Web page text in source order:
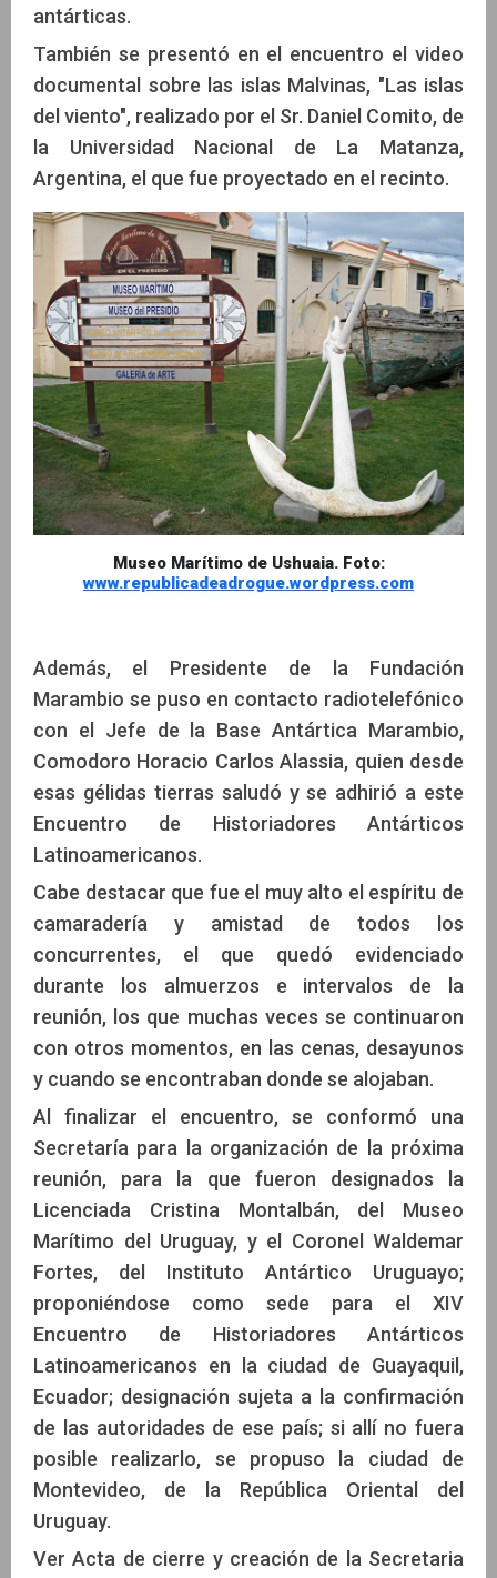
antárticas.
También se presentó en el encuentro el video
documental sobre las islas Malvinas, "Las islas
del viento", realizado por el Sr. Daniel Comito, de
la Universidad Nacional de La Matanza,
Argentina, el que fue proyectado en el recinto.
Museo Marítimo de Ushuaia. Foto:
www.republicadeadrogue.wordpress.com
Además, el Presidente de la Fundación
Marambio se puso en contacto radiotelefónico
con el Jefe de la Base Antártica Marambio,
Comodoro Horacio Carlos Alassia, quien desde
esas gélidas tierras saludó y se adhirió a este
Encuentro de Historiadores Antárticos
Latinoamericanos.
Cabe destacar que fue el muy alto el espíritu de
camaradería y amistad de todos los
concurrentes, el que quedó evidenciado
durante los almuerzos e intervalos de la
reunión, los que muchas veces se continuaron
con otros momentos, en las cenas, desayunos
y cuando se encontraban donde se alojaban.
Al finalizar el encuentro, se conformó una
Secretaría para la organización de la próxima
reunión, para la que fueron designados la
Licenciada Cristina Montalbán, del Museo
Marítimo del Uruguay, y el Coronel Waldemar
Fortes, del Instituto Antártico Uruguayo;
proponiéndose como sede para el XIV
Encuentro de Historiadores Antárticos
Latinoamericanos en la ciudad de Guayaquil,
Ecuador; designación sujeta a la confirmación
de las autoridades de ese país; si allí no fuera
posible realizarlo, se propuso la ciudad de
Montevideo, de la República Oriental del
Uruguay.
Ver Acta de cierre y creación de la Secretaria